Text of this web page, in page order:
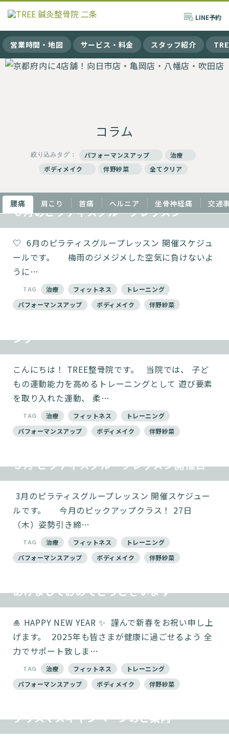
LINE予約
営業時間・地図 サービス・料金 スタッフ紹介
コラム
絞り込みタグ： パフォーマンスアップ
治療
ボディメイク
伴野紗菜 全てクリア
腰痛 肩こり 首痛 ヘルニア 坐骨神経痛 交通
６月のピラティスグループレッスン
♡ ⁡ 6月のピラティスグループレッスン 開催スケジュ
ールです。 ⁡ ⁡ 梅雨のジメジメした空気に負けないよ
うに…
TAG 治療 フィットネス
トレーニング
パフォーマンスアップ
ボディメイク 伴野紗菜
ング
こんにちは！ TREE整骨院です。 当院では、 子ど
もの運動能力を高めるトレーニングとして 遊び要素
を取り入れた運動、 柔…
TAG 治療 フィットネス
トレーニング
パフォーマンスアップ
ボディメイク 伴野紗菜
３月 ピラティスグループレッスン開催日
⁡ 3月のピラティスグループレッスン 開催スケジュー
ルです。 ⁡ ⁡ 今月のピックアップクラス！ 27日
（木）姿勢引き締…
TAG 治療 フィットネス
トレーニング
パフォーマンスアップ
ボディメイク 伴野紗菜
あけましておめでとうございます
🎍 HAPPY NEW YEAR ✨️ ⁡ 謹んで新春をお祝い申し上
げます。 ⁡ 𝟤𝟢25年も皆さまが健康に過ごせるよう 全
力でサポート致しま…
TAG 治療 フィットネス
トレーニング
パフォーマンスアップ
ボディメイク 伴野紗菜
クリスマスキャンペーンのご案内